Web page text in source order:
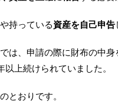
持っている資産を自己申告
は、申請の際に財布の中身
上続けられていました。
とおりです。